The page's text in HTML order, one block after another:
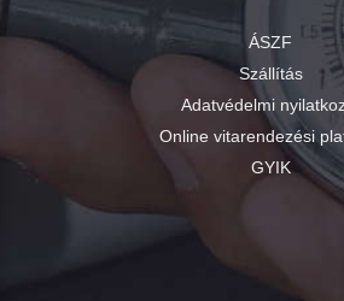
ÁSZF
Szállítás
Adatvédelmi
Online vitarendezési
GYIK